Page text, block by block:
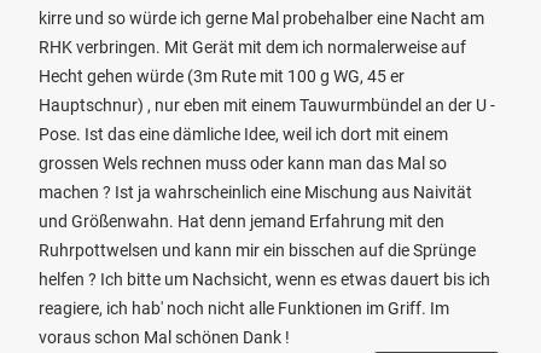
kirre und so würde ich gerne Mal probehalber eine Nacht am
RHK verbringen. Mit Gerät mit dem ich normalerweise auf
Hecht gehen würde (3m Rute mit 100 g WG, 45 er
Hauptschnur) , nur eben mit einem Tauwurmbündel an der U -
Pose. Ist das eine dämliche Idee, weil ich dort mit einem
grossen Wels rechnen muss oder kann man das Mal so
machen ? Ist ja wahrscheinlich eine Mischung aus Naivität
und Größenwahn. Hat denn jemand Erfahrung mit den
Ruhrpottwelsen und kann mir ein bisschen auf die Sprünge
helfen ? Ich bitte um Nachsicht, wenn es etwas dauert bis ich
reagiere, ich hab' noch nicht alle Funktionen im Griff. Im
voraus schon Mal schönen Dank !